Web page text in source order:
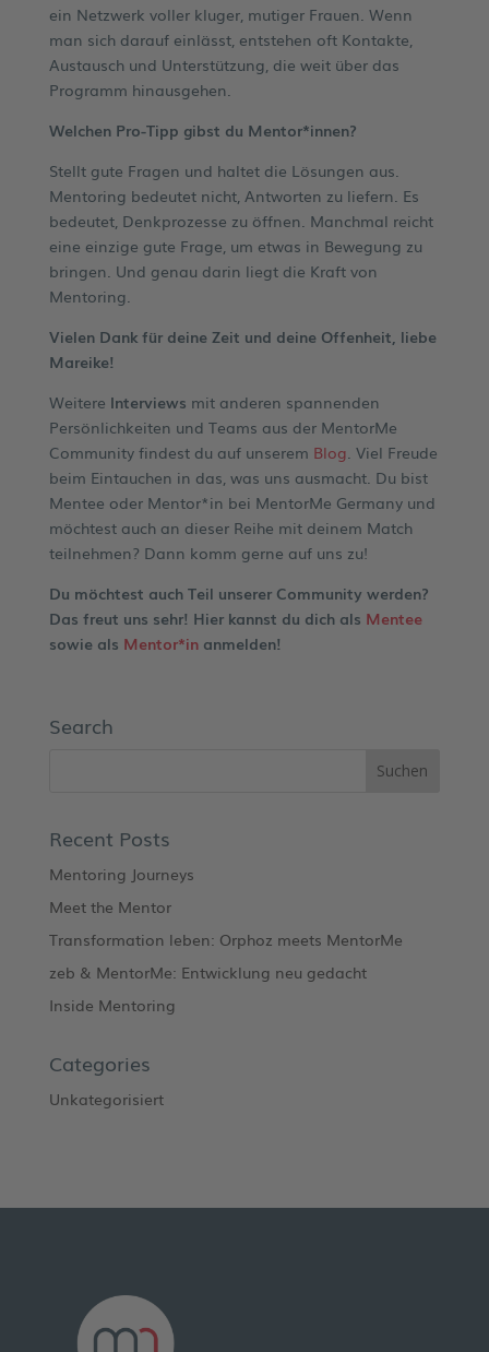
ein Netzwerk voller kluger, mutiger Frauen. Wenn
man sich darauf einlässt, entstehen oft Kontakte,
Austausch und Unterstützung, die weit über das
Programm hinausgehen.
Welchen Pro-Tipp gibst du Mentor*innen?
Stellt gute Fragen und haltet die Lösungen aus.
Mentoring bedeutet nicht, Antworten zu liefern. Es
bedeutet, Denkprozesse zu öffnen. Manchmal reicht
eine einzige gute Frage, um etwas in Bewegung zu
bringen. Und genau darin liegt die Kraft von
Mentoring.
Vielen Dank für deine Zeit und deine Offenheit, liebe
Mareike!
Weitere Interviews mit anderen spannenden
Persönlichkeiten und Teams aus der MentorMe
Community findest du auf unserem Blog . Viel Freude
beim Eintauchen in das, was uns ausmacht. Du bist
Mentee oder Mentor*in bei MentorMe Germany und
möchtest auch an dieser Reihe mit deinem Match
teilnehmen? Dann komm gerne auf uns zu!
Du möchtest auch Teil unserer Community werden?
Das freut uns sehr! Hier kannst du dich als Mentee
sowie als Mentor*inanmelden!
Search
Recent Posts
Mentoring Journeys
Meet the Mentor
Transformation leben: Orphoz meets MentorMe
zeb & MentorMe: Entwicklung neu gedacht
Inside Mentoring
Categories
Unkategorisiert